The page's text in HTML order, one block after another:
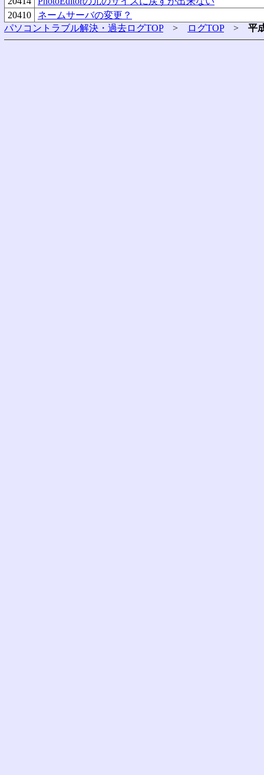
20410
ネームサーバの変更？
パソコントラブル解決・過去ログTOP> ログTOP> 平